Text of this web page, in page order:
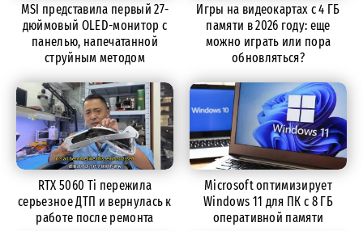
MSI представила первый 27-
дюймовый OLED-монитор с
панелью, напечатанной
струйным методом
Игры на видеокартах с 4 ГБ
памяти в 2026 году: еще
можно играть или пора
обновляться?
RTX 5060 Ti пережила
серьезное ДТП и вернулась к
работе после ремонта
Microsoft оптимизирует
Windows 11 для ПК с 8 ГБ
оперативной памяти